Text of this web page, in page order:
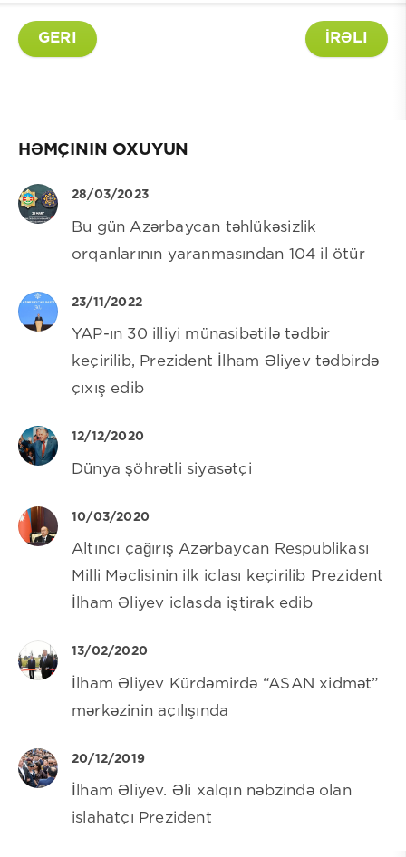
GERI İRƏLI
HƏMÇININ OXUYUN
28/03/2023
Bu gün Azərbaycan təhlükəsizlik
orqanlarının yaranmasından 104 il ötür
23/11/2022
YAP-ın 30 illiyi münasibətilə tədbir
keçirilib, Prezident İlham Əliyev tədbirdə
çıxış edib
12/12/2020
Dünya şöhrətli siyasətçi
10/03/2020
Altıncı çağırış Azərbaycan Respublikası
Milli Məclisinin ilk iclası keçirilib Prezident
İlham Əliyev iclasda iştirak edib
13/02/2020
İlham Əliyev Kürdəmirdə “ASAN xidmət”
mərkəzinin açılışında
20/12/2019
İlham Əliyev. Əli xalqın nəbzində olan
islahatçı Prezident